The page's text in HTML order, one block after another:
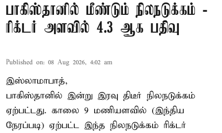
பாகிஸ்தானில் மீண்டும் நிலநடுக்கம் -
ரிக்டர் அளவில் 4.3 ஆக பதிவு
Published on: 08 Aug 2026, 4:02 am
இஸ்லாமாபாத்,
பாகிஸ்தானில் இன்று இரவு திடீர் நிலநடுக்கம்
ஏற்பட்டது. காலை 9 மணியளவில் (இந்திய
நேரப்படி) ஏற்பட்ட இந்த நிலநடுக்கம் ரிக்டர்